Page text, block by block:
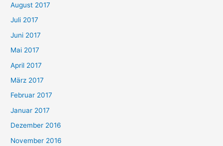
August 2017
Juli 2017
Juni 2017
Mai 2017
April 2017
März 2017
Februar 2017
Januar 2017
Dezember 2016
November 2016